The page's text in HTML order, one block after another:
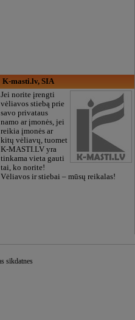
K-masti.lv, SIA
Jei norite įrengti
vėliavos stiebą prie
savo privataus
namo ar įmonės, jei
reikia įmonės ar
kitų vėliavų, tuomet
K-MASTI.LV yra
tinkama vieta gauti
tai, ko norite!
Vėliavos ir stiebai – mūsų reikalas!
sīkdatnes